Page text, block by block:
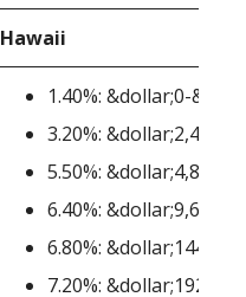
Hawaii
1.40%: &dollar;0-
3.20%: &dollar;2,401-
5.50%: &dollar;4,801-
6.40%: &dollar;9,601-
6.80%: &dollar;14401-
7.20%: &dollar;19201-